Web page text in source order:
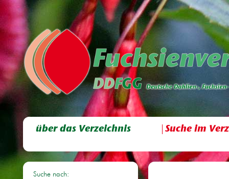
über das Verzeichnis Suche im
Suche nach: